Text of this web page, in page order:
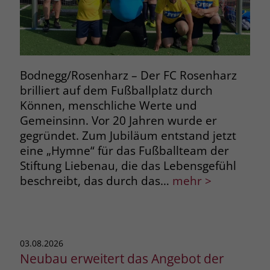
Bodnegg/Rosenharz – Der FC Rosenharz
brilliert auf dem Fußballplatz durch
Können, menschliche Werte und
Gemeinsinn. Vor 20 Jahren wurde er
gegründet. Zum Jubiläum entstand jetzt
eine „Hymne“ für das Fußballteam der
Stiftung Liebenau, die das Lebensgefühl
beschreibt, das durch das… mehr >
03.08.2026
Neubau erweitert das Angebot der
Name __cf_bm
Anbieter .fonts.net
Laufzeit 30 Minuten
Zweck
This cookie, set by Cloudflare, is used to
support Cloudflare Bot Management.
Name JSessionID
Anbieter jobs.stiftung-liebenau.de
Name _gcl_au
Anbieter Google Ads
Laufzeit 90 Tage
Zweck Enthält eine zufallsgenerierte User-ID.
Name _gcl_aw
Anbieter Google Ads
Es enthält Informationen darüber,